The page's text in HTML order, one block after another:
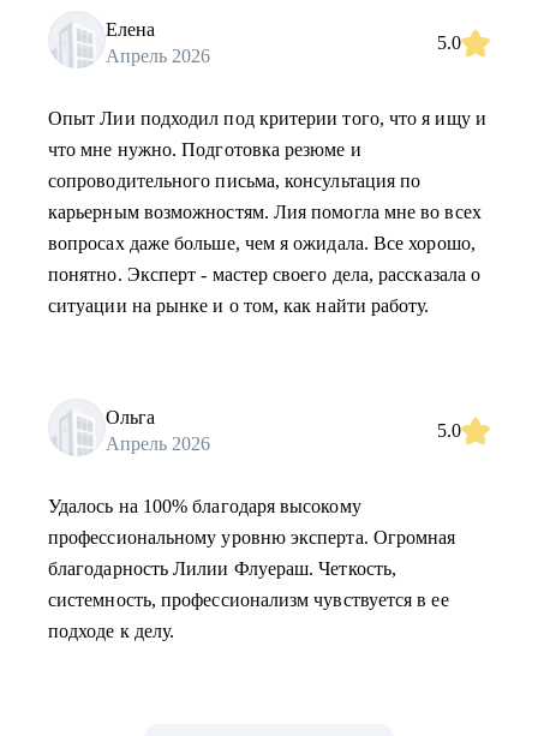
Елена
Апрель 2026
5.0
Опыт Лии подходил под критерии того, что я ищу и
что мне нужно. Подготовка резюме и
сопроводительного письма, консультация по
карьерным возможностям. Лия помогла мне во всех
вопросах даже больше, чем я ожидала. Все хорошо,
понятно. Эксперт - мастер своего дела, рассказала о
ситуации на рынке и о том, как найти работу.
Ольга
Апрель 2026
5.0
Удалось на 100% благодаря высокому
профессиональному уровню эксперта. Огромная
благодарность Лилии Флуераш. Четкость,
системность, профессионализм чувствуется в ее
подходе к делу.